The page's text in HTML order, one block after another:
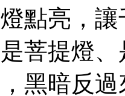
點亮，
菩提燈
黑暗反